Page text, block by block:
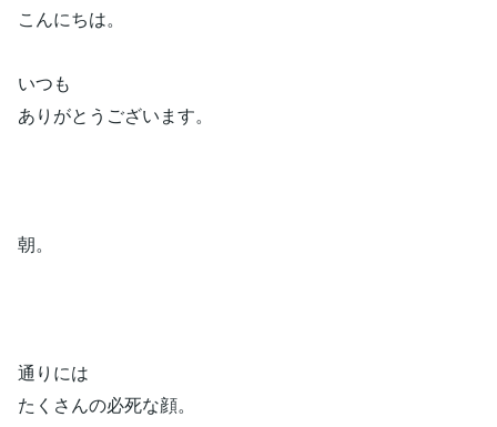
こんにちは。
いつも
ありがとうございます。
朝。
通りには
たくさんの必死な顔。